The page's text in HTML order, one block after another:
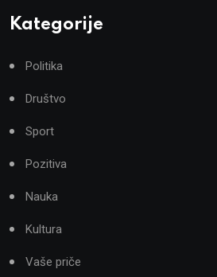
Kategorije
Politika
Društvo
Sport
Pozitiva
Nauka
Kultura
Vaše priče